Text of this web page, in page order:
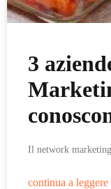
3
Il network
continua a leggere